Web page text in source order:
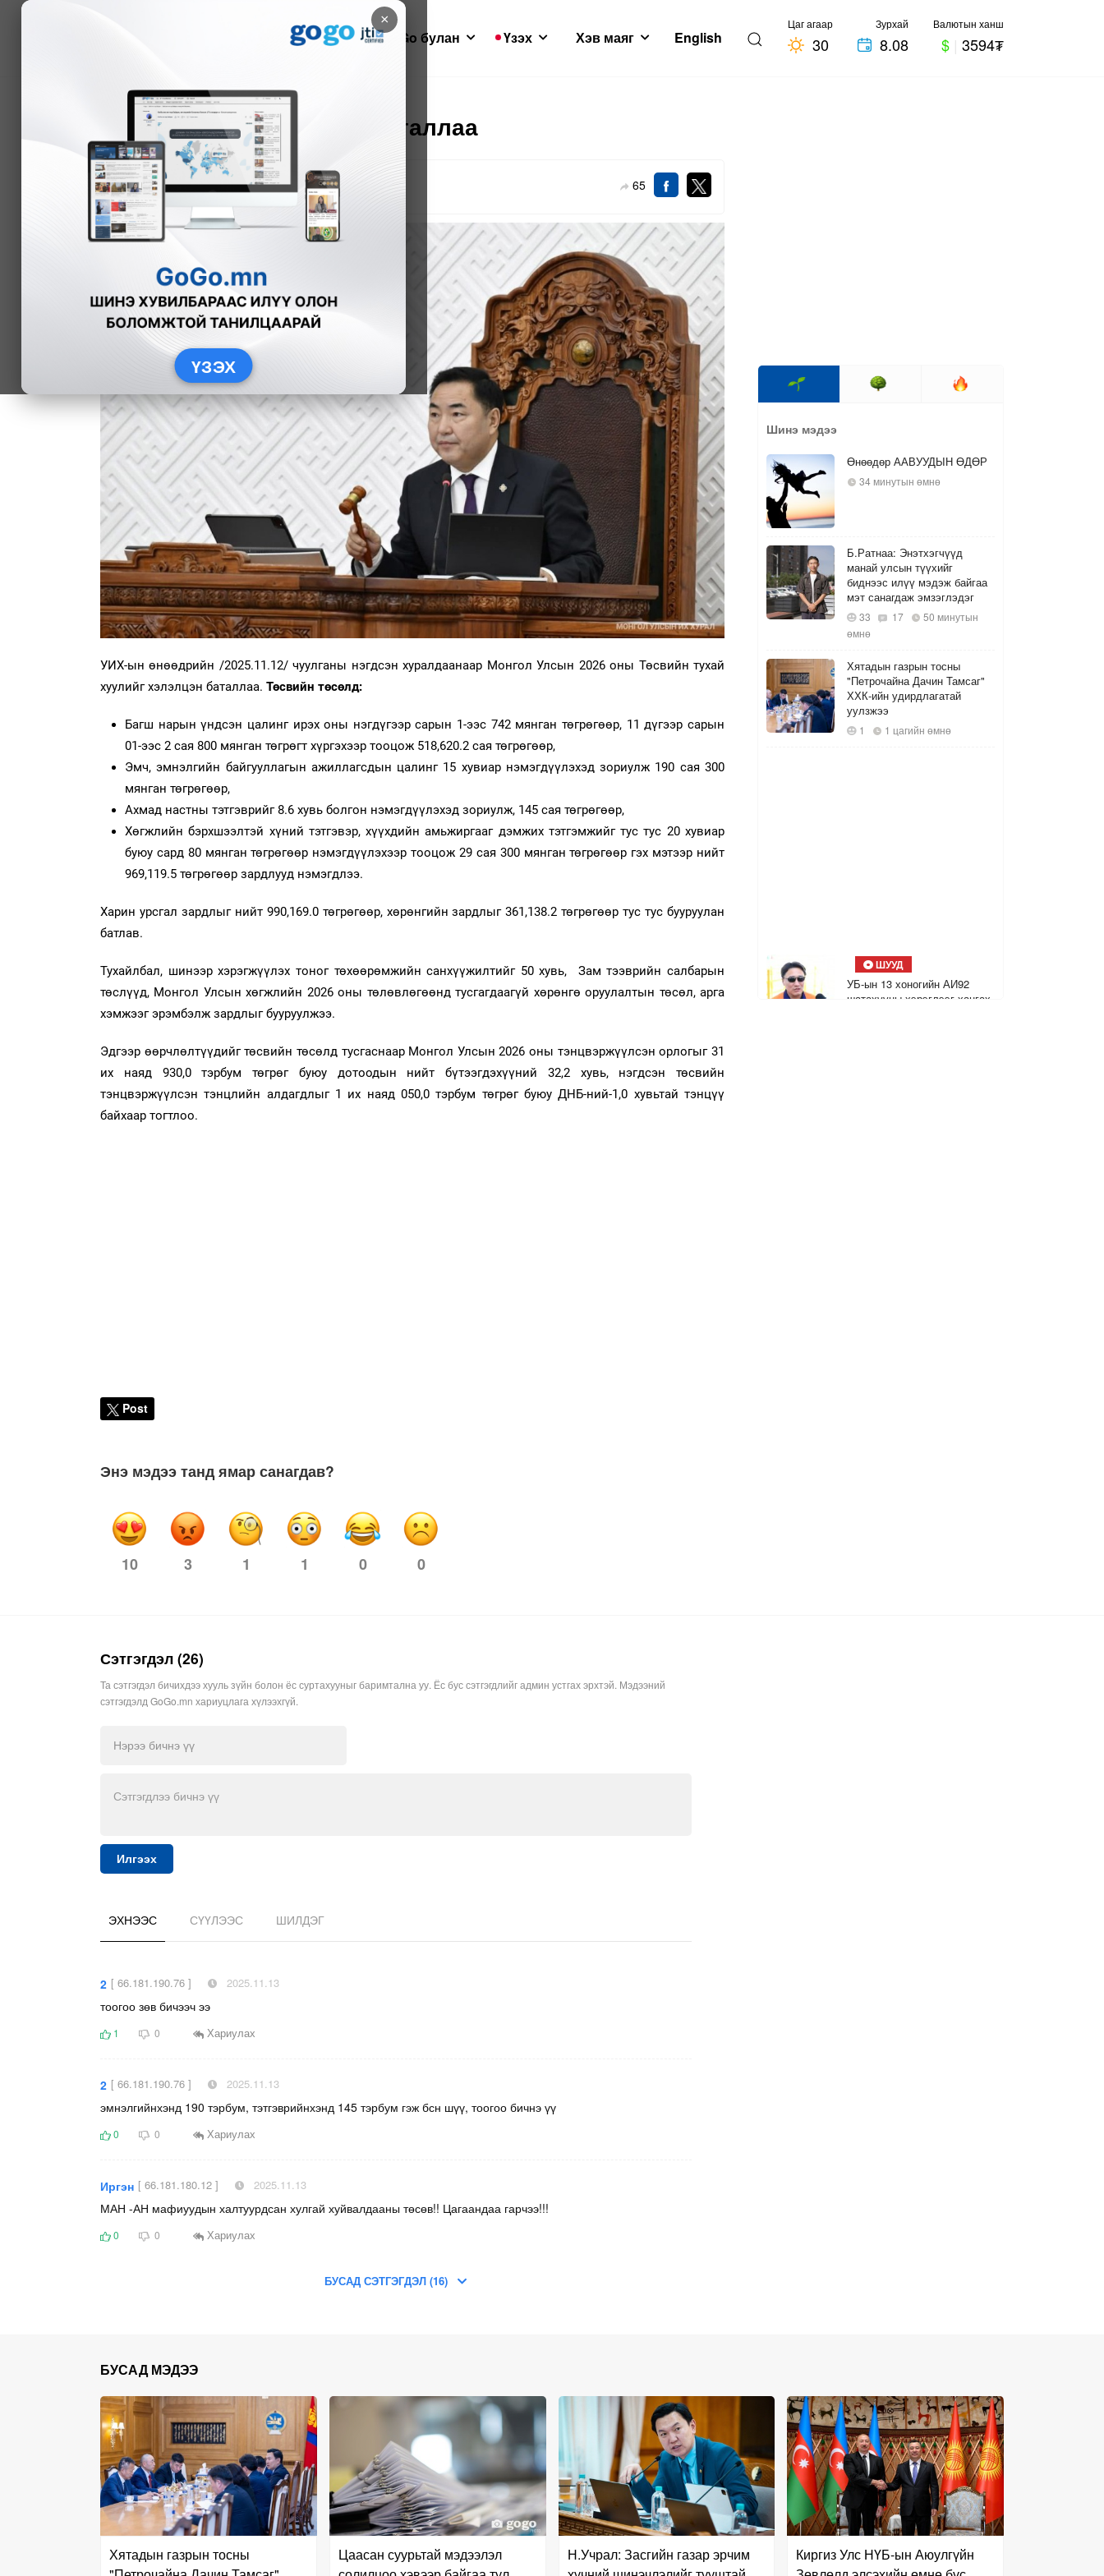
×
ҮЗЭХ
Мэдээ GoGo булан Үзэх Хэв маяг English
Цаг агаар
30
Зурхай
8.08
Валютын ханш
$ | 3594₮
УИХ: 2026 оны төсвийг баталлаа
А.Анужин Улс төр 2025-11-12 65
УИХ-ын өнөөдрийн /2025.11.12/ чуулганы нэгдсэн хуралдаанаар Монгол Улсын 2026 оны Төсвийн тухай
хуулийг хэлэлцэн баталлаа. Төсвийн төсөлд:
Багш нарын үндсэн цалинг ирэх оны нэгдүгээр сарын 1-ээс 742 мянган төгрөгөөр, 11 дүгээр сарын
01-ээс 2 сая 800 мянган төгрөгт хүргэхээр тооцож 518,620.2 сая төгрөгөөр,
Эмч, эмнэлгийн байгууллагын ажиллагсдын цалинг 15 хувиар нэмэгдүүлэхэд зориулж 190 сая 300
мянган төгрөгөөр,
Ахмад настны тэтгэврийг 8.6 хувь болгон нэмэгдүүлэхэд зориулж, 145 сая төгрөгөөр,
Хөгжлийн бэрхшээлтэй хүний тэтгэвэр, хүүхдийн амьжиргааг дэмжих тэтгэмжийг тус тус 20 хувиар
буюу сард 80 мянган төгрөгөөр нэмэгдүүлэхээр тооцож 29 сая 300 мянган төгрөгөөр гэх мэтээр нийт
969,119.5 төгрөгөөр зардлууд нэмэгдлээ.
Харин урсгал зардлыг нийт 990,169.0 төгрөгөөр, хөрөнгийн зардлыг 361,138.2 төгрөгөөр тус тус бууруулан
батлав.
Тухайлбал, шинээр хэрэгжүүлэх тоног төхөөрөмжийн санхүүжилтийг 50 хувь, Зам тээврийн салбарын
төслүүд, Монгол Улсын хөгжлийн 2026 оны төлөвлөгөөнд тусгагдаагүй хөрөнгө оруулалтын төсөл, арга
хэмжээг эрэмбэлж зардлыг бууруулжээ.
Эдгээр өөрчлөлтүүдийг төсвийн төсөлд тусгаснаар Монгол Улсын 2026 оны тэнцвэржүүлсэн орлогыг 31
их наяд 930,0 тэрбум төгрөг буюу дотоодын нийт бүтээгдэхүүний 32,2 хувь, нэгдсэн төсвийн
тэнцвэржүүлсэн тэнцлийн алдагдлыг 1 их наяд 050,0 тэрбум төгрөг буюу ДНБ-ний-1,0 хувьтай тэнцүү
байхаар тогтлоо.
Post
Энэ мэдээ танд ямар санагдав?
10 3 1 1 0 0
Шинэ мэдээ
Өнөөдөр ААВУУДЫН ӨДӨР
34 минутын өмнө
Б.Ратнаа: Энэтхэгчүүд
манай улсын түүхийг
биднээс илүү мэдэж байгаа
мэт санагдаж эмзэглэдэг
33 17
50 минутын
өмнө
Хятадын газрын тосны
"Петрочайна Дачин Тамсаг"
ХХК-ийн удирдлагатай
уулзжээ
1 1 цагийн өмнө
ШУУД
УБ-ын 13 хоногийн АИ92
шатахууны хэрэглээг хангах
Сэтгэгдэл (26)
Та сэтгэгдэл бичихдээ хууль зүйн болон ёс суртахууныг баримтална уу. Ёс бус сэтгэгдлийг админ устгах эрхтэй. Мэдээний
сэтгэгдэлд GoGo.mn хариуцлага хүлээхгүй.
Илгээх
ЭХНЭЭС СҮҮЛЭЭС ШИЛДЭГ
2 [ 66.181.190.76 ] 2025.11.13
тоогоо зөв бичээч ээ
1 0 Хариулах
2 [ 66.181.190.76 ] 2025.11.13
эмнэлгийнхэнд 190 тэрбум, тэтгэврийнхэнд 145 тэрбум гэж бсн шүү, тоогоо бичнэ үү
0 0 Хариулах
Иргэн [ 66.181.180.12 ] 2025.11.13
МАН -АН мафиуудын халтуурдсан хулгай хуйвалдааны төсөв!! Цагаандаа гарчээ!!!
0 0 Хариулах
БУСАД СЭТГЭГДЭЛ (16)
БУСАД МЭДЭЭ
Хятадын газрын тосны
Цаасан суурьтай мэдээлэл
Н.Учрал: Засгийн газар эрчим
Киргиз Улс НҮБ-ын Аюулгүйн